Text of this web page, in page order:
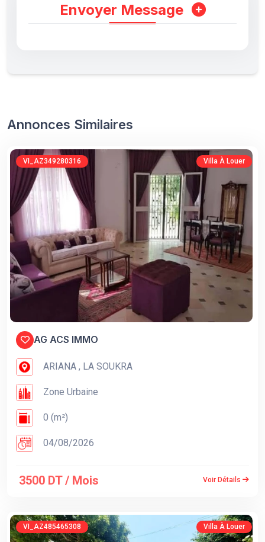
Envoyer Message
Annonces Similaires
VI_AZ349280316 Villa À Louer
AG ACS IMMO
ARIANA , LA SOUKRA
Zone Urbaine
0 (m²)
04/08/2026
3500 DT / Mois Voir Détails
VI_AZ485465308 Villa À Louer